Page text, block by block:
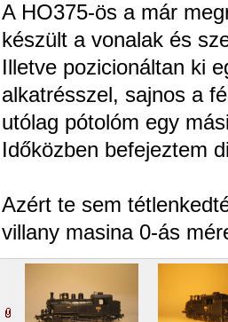
A HO375-ös a már
készült a vonalak és
Illetve pozicionáltan ki
alkatrésszel, sajnos a
utólag pótolóm egy
Időközben befejeztem
Azért te sem
villany masina 0-ás